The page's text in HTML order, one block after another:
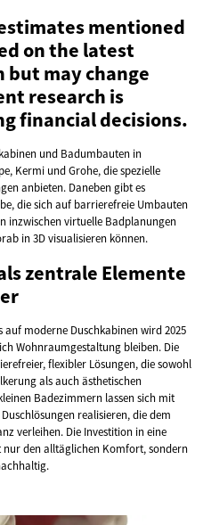
mentioned
on the latest
may change
research is
financial decisions.
und Badumbauten in
Kermi und Grohe, die spezielle
anbieten. Daneben gibt es
die sich auf barrierefreie Umbauten
inzwischen virtuelle Badplanungen
in 3D visualisieren können.
zentrale Elemente
moderne Duschkabinen wird 2025
Wohnraumgestaltung bleiben. Die
flexibler Lösungen, die sowohl
als auch ästhetischen
Badezimmern lassen sich mit
realisieren, die dem
verleihen. Die Investition in eine
nur den alltäglichen Komfort, sondern